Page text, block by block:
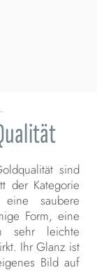
sind
der Kategorie
saubere
Form, eine
sehr leichte
Ihr Glanz ist
Bild auf